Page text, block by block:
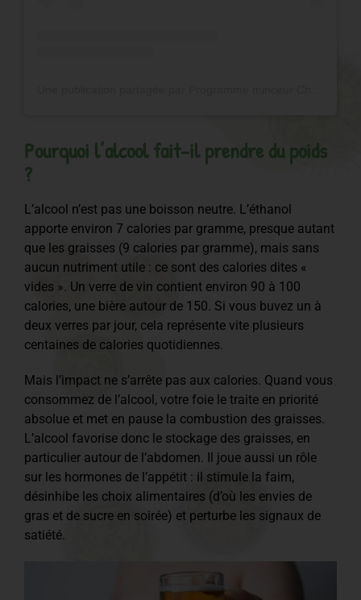
Pourquoi l’alcool fait-il prendre du poids
?
L’alcool n’est pas une boisson neutre. L’éthanol
apporte environ 7 calories par gramme, presque autant
que les graisses (9 calories par gramme), mais sans
aucun nutriment utile : ce sont des calories dites «
vides ». Un verre de vin contient environ 90 à 100
calories, une bière autour de 150. Si vous buvez un à
deux verres par jour, cela représente vite plusieurs
centaines de calories quotidiennes.
Mais l’impact ne s’arrête pas aux calories. Quand vous
consommez de l’alcool, votre foie le traite en priorité
absolue et met en pause la combustion des graisses.
L’alcool favorise donc le stockage des graisses, en
particulier autour de l’abdomen. Il joue aussi un rôle
sur les hormones de l’appétit : il stimule la faim,
désinhibe les choix alimentaires (d’où les envies de
gras et de sucre en soirée) et perturbe les signaux de
satiété.